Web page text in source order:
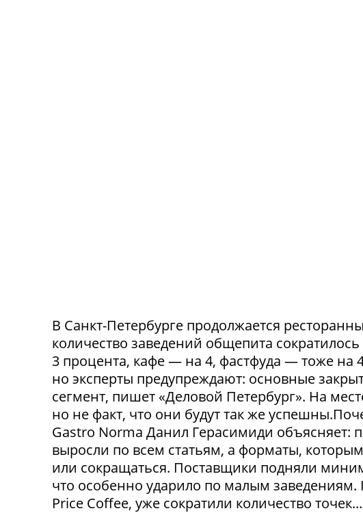
В Санкт-Петербурге продолжается
количество заведений общепита
3 процента, кафе — на 4, фастфуда — тоже на
но эксперты предупреждают: основные
сегмент, пишет «Деловой Петербург». На
но не факт, что они будут так же
Gastro Norma Данил Герасимиди объясняет:
выросли по всем статьям, а форматы,
или сокращаться. Поставщики подняли
что особенно ударило по малым заведениям.
Price Coffee, уже сократили количество